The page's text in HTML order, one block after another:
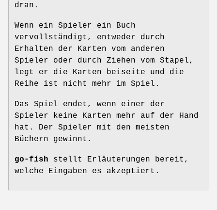
dran.
Wenn ein Spieler ein Buch
vervollständigt, entweder durch
Erhalten der Karten vom anderen
Spieler oder durch Ziehen vom Stapel,
legt er die Karten beiseite und die
Reihe ist nicht mehr im Spiel.
Das Spiel endet, wenn einer der
Spieler keine Karten mehr auf der Hand
hat. Der Spieler mit den meisten
Büchern gewinnt.
go-fish stellt Erläuterungen bereit,
welche Eingaben es akzeptiert.